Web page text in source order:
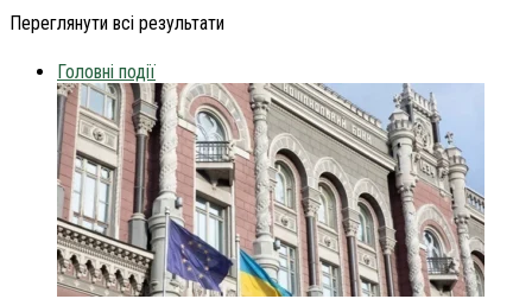
Переглянути всі результати
Головні події